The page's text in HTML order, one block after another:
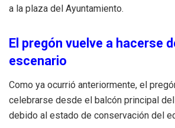
a la plaza del Ayuntamiento.
El pregón vuelve a hacerse
escenario
Como ya ocurrió anteriormente, el
celebrarse desde el balcón principal
debido al estado de conservación del